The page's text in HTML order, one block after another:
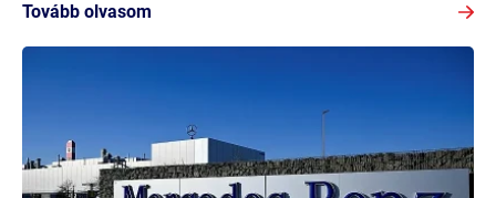
Tovább olvasom